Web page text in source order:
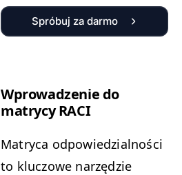
Spróbuj za darmo
Wprowadze­nie do
matrycyRACI
Matryca odpowiedzial­noś­ci
to kluc­zowe narzędzie